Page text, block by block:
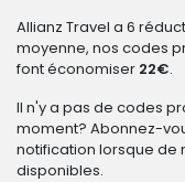
Allianz Travel a 6
moyenne, nos codes
font économiser 22€.
Il n'y a pas de codes
moment? Abonnez-
notification lorsque de
disponibles.